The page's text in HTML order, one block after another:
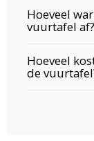
Hoeveel
vuurtafel af?
Hoeveel
de